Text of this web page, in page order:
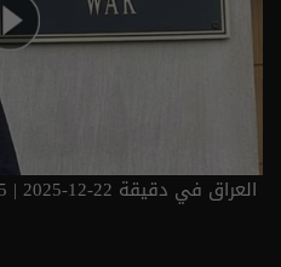
العراق في دقيقة 22-12-2025 | 2025